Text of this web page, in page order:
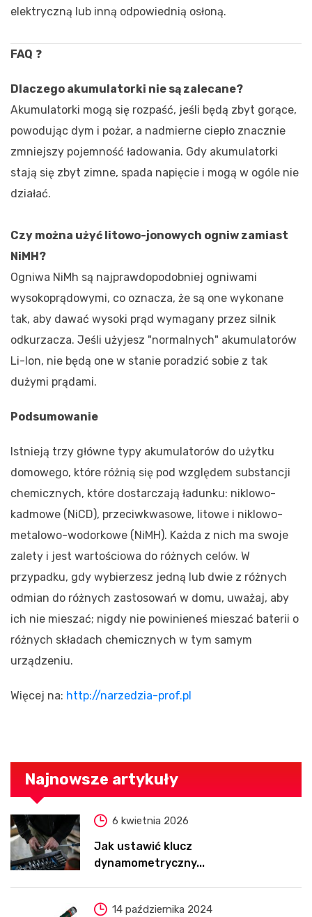
elektryczną lub inną odpowiednią osłoną.
FAQ ❓
Dlaczego akumulatorki nie są zalecane?
Akumulatorki mogą się rozpaść, jeśli będą zbyt gorące,
powodując dym i pożar, a nadmierne ciepło znacznie
zmniejszy pojemność ładowania. Gdy akumulatorki
stają się zbyt zimne, spada napięcie i mogą w ogóle nie
działać.
Czy można użyć litowo-jonowych ogniw zamiast
NiMH?
Ogniwa NiMh są najprawdopodobniej ogniwami
wysokoprądowymi, co oznacza, że są one wykonane
tak, aby dawać wysoki prąd wymagany przez silnik
odkurzacza. Jeśli użyjesz "normalnych" akumulatorów
Li-Ion, nie będą one w stanie poradzić sobie z tak
dużymi prądami.
Podsumowanie
Istnieją trzy główne typy akumulatorów do użytku
domowego, które różnią się pod względem substancji
chemicznych, które dostarczają ładunku: niklowo-
kadmowe (NiCD), przeciwkwasowe, litowe i niklowo-
metalowo-wodorkowe (NiMH). Każda z nich ma swoje
zalety i jest wartościowa do różnych celów. W
przypadku, gdy wybierzesz jedną lub dwie z różnych
odmian do różnych zastosowań w domu, uważaj, aby
ich nie mieszać; nigdy nie powinieneś mieszać baterii o
różnych składach chemicznych w tym samym
urządzeniu.
Więcej na: http://narzedzia-prof.pl
Najnowsze artykuły
6 kwietnia 2026
Jak ustawić klucz
dynamometryczny...
14 października 2024